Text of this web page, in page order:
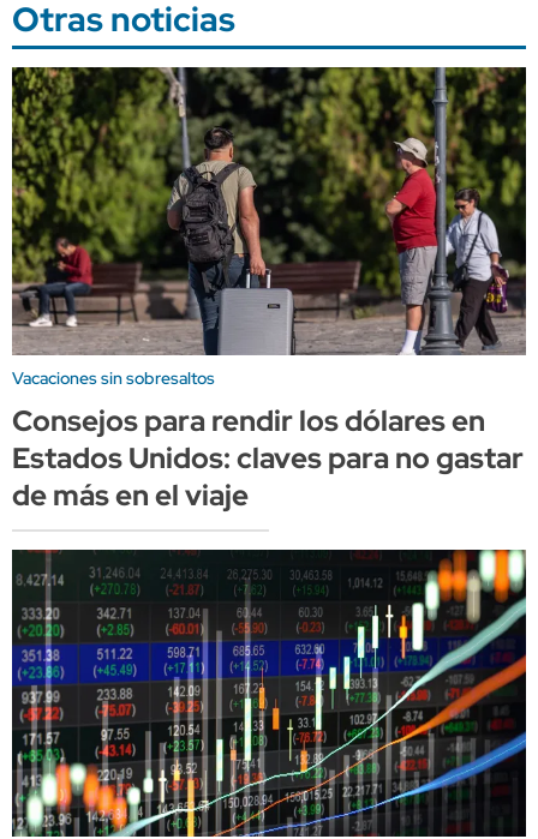
Otras noticias
Vacaciones sin sobresaltos
Consejos para rendir los dólares en
Estados Unidos: claves para no gastar
de más en el viaje